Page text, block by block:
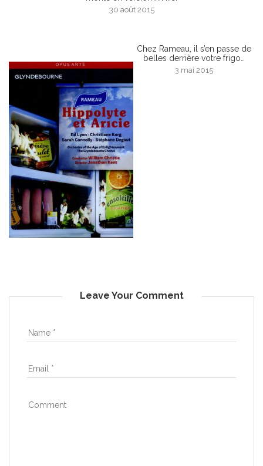
30 août 2015
Chez Rameau, il s’en passe de
belles derrière votre frigo…
3 mai 2015
Leave Your Comment